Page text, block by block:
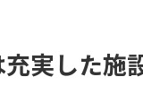
実した施